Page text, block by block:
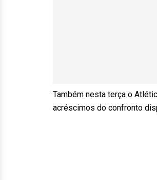
Também nesta terça o
acréscimos do confronto